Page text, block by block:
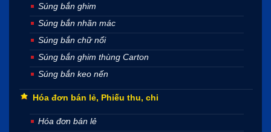
Súng bắn ghim
Súng bắn nhãn mác
Súng bắn chữ nổi
Súng bắn ghim thùng Carton
Súng bắn keo nến
Hóa đơn bán lẻ, Phiếu thu, chi
Hóa đơn bán lẻ